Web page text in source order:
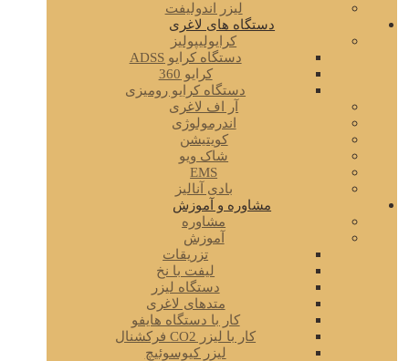
لیزر اندولیفت
دستگاه های لاغری
کرایولیپولیز
دستگاه کرایو ADSS
کرایو 360
دستگاه کرایو رومیزی
آر اف لاغری
اندرمولوژی
کویتیشن
شاک ویو
EMS
بادی آنالیز
مشاوره و آموزش
مشاوره
آموزش
تزریقات
لیفت با نخ
دستگاه لیزر
متدهای لاغری
کار با دستگاه هایفو
کار با لیزر CO2 فرکشنال
لیزر کیوسوئیچ